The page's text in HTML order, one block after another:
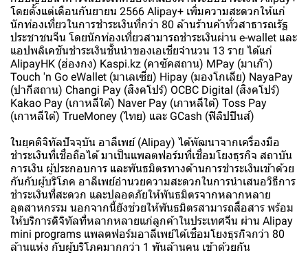
โดยตั้งแต่เดือนกันยายน 2566 Alipay+ เพิ่มความสะดวกให้แก่
นักท่องเที่ยวในการชำระเงินที่กว่า 80 ล้านร้านค้าทั่วสาธารณรัฐ
ประชาชนจีน โดยนักท่องเที่ยวสามารถชำระเงินผ่าน e-wallet และ
แอปพลิเคชันชำระเงินชั้นนำของเอเชียจำนวน 13 ราย ได้แก่
AlipayHK (ฮ่องกง) Kaspi.kz (คาซัคสถาน) MPay (มาเก๊า)
Touch 'n Go eWallet (มาเลเซีย) Hipay (มองโกเลีย) NayaPay
(ปากีสถาน) Changi Pay (สิงคโปร์) OCBC Digital (สิงคโปร์)
Kakao Pay (เกาหลีใต้) Naver Pay (เกาหลีใต้) Toss Pay
(เกาหลีใต้) TrueMoney (ไทย) และ GCash (ฟิลิปปินส์)
ในยุคดิจิทัลปัจจุบัน อาลีเพย์ (Alipay) ได้พัฒนาจากเครื่องมือ
ชำระเงินที่เชื่อถือได้ มาเป็นแพลตฟอร์มที่เชื่อมโยงธุรกิจ สถาบัน
การเงิน ผู้ประกอบการ และพันธมิตรทางด้านการชำระเงินเข้าด้วย
กันกับผู้บริโภค อาลีเพย์อำนวยความสะดวกในการนำเสนอวิธีการ
ชำระเงินที่สะดวก และปลอดภัยให้พันธมิตรจากหลากหลาย
อุตสาหกรรม นอกจากนี้ยังช่วยให้พันธมิตรสามารถสื่อสาร พร้อม
ให้บริการดิจิทัลที่หลากหลายแก่ลูกค้าในประเทศจีน ผ่าน Alipay
mini programs แพลตฟอร์มอาลีเพย์ได้เชื่อมโยงธุรกิจกว่า 80
ล้านแห่ง กับผู้บริโภคมากกว่า 1 พันล้านคน เข้าด้วยกัน